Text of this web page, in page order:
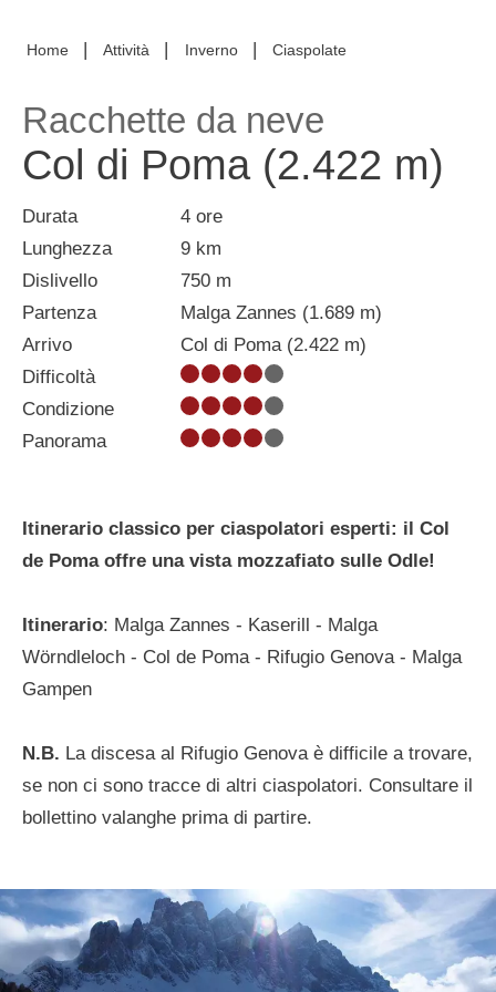
Home | Attività | Inverno | Ciaspolate
Racchette da neve
Col di Poma (2.422 m)
Durata
4 ore
Lunghezza
9 km
Dislivello
750 m
Partenza
Malga Zannes (1.689 m)
Arrivo
Col di Poma (2.422 m)
Difficoltà
Condizione
Panorama
Itinerario classico per ciaspolatori esperti: il Col
de Poma offre una vista mozzafiato sulle Odle!
Itinerario: Malga Zannes - Kaserill - Malga
Wörndleloch - Col de Poma - Rifugio Genova - Malga
Gampen
N.B. La discesa al Rifugio Genova è difficile a trovare,
se non ci sono tracce di altri ciaspolatori. Consultare il
bollettino valanghe prima di partire.